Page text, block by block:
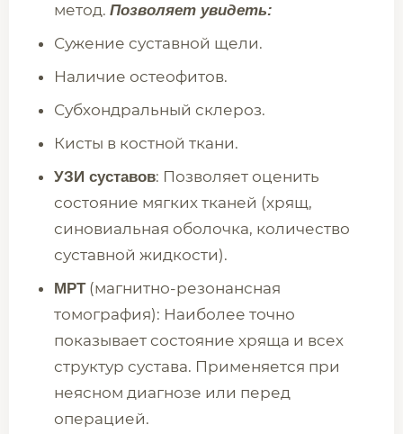
метод. Позволяет увидеть:
Сужение суставной щели.
Наличие остеофитов.
Субхондральный склероз.
Кисты в костной ткани.
УЗИ суставов: Позволяет оценить
состояние мягких тканей (хрящ,
синовиальная оболочка, количество
суставной жидкости).
МРТ(магнитно-резонансная
томография): Наиболее точно
показывает состояние хряща и всех
структур сустава. Применяется при
неясном диагнозе или перед
операцией.